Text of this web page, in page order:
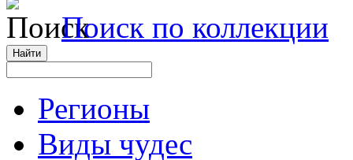
Поиск по коллекции
Регионы
Виды чудес